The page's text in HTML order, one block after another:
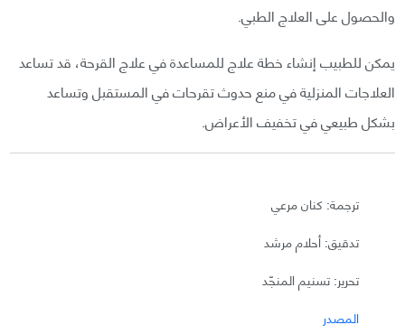
والحصول على العلاج الطبي.
يمكن للطبيب إنشاء خطة علاج للمساعدة في علاج القرحة، قد تساعد
العلاجات المنزلية في منع حدوث تقرحات في المستقبل وتساعد
بشكل طبيعي في تخفيف الأعراض.
ترجمة: كنان مرعي
تدقيق: أحلام مرشد
تحرير: تسنيم المنجّد
المصدر